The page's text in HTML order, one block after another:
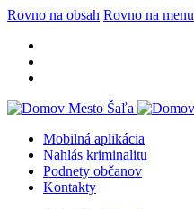
Rovno na obsah Rovno na menu
Mobilná aplikácia
Nahlás kriminalitu
Podnety občanov
Kontakty